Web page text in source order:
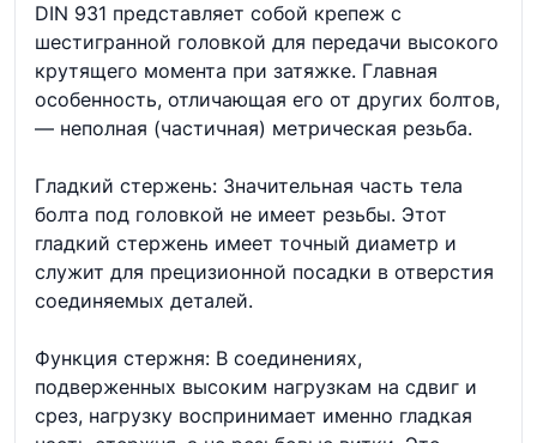
DIN 931 представляет собой крепеж с
шестигранной головкой для передачи высокого
крутящего момента при затяжке. Главная
особенность, отличающая его от других болтов,
— неполная (частичная) метрическая резьба.
Гладкий стержень: Значительная часть тела
болта под головкой не имеет резьбы. Этот
гладкий стержень имеет точный диаметр и
служит для прецизионной посадки в отверстия
соединяемых деталей.
Функция стержня: В соединениях,
подверженных высоким нагрузкам на сдвиг и
срез, нагрузку воспринимает именно гладкая